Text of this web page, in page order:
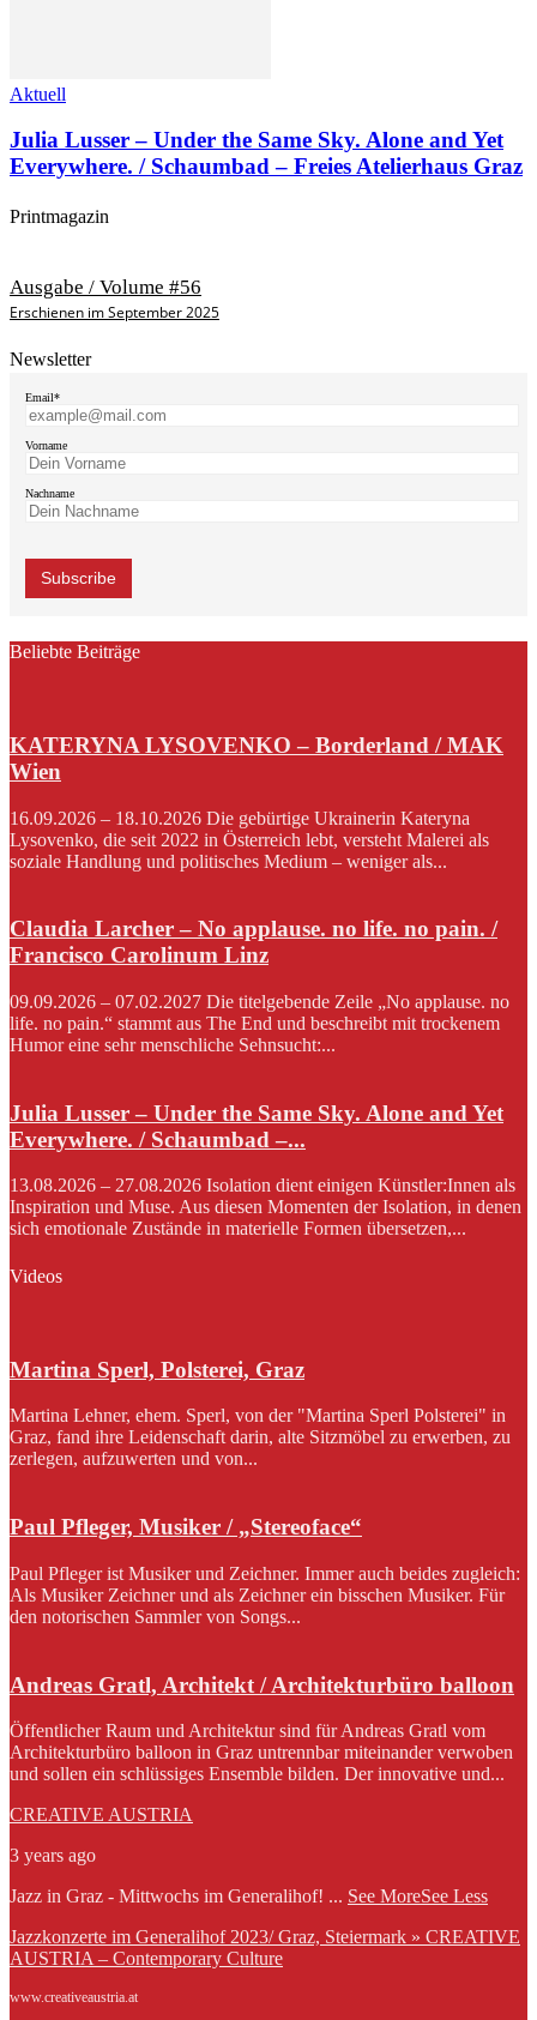
Aktuell
Julia Lusser – Under the Same Sky. Alone and Yet
Everywhere. / Schaumbad – Freies Atelierhaus Graz
Printmagazin
Ausgabe / Volume #56
Erschienen im September 2025
Newsletter
Email*
Vorname
Nachname
Beliebte Beiträge
KATERYNA LYSOVENKO – Borderland / MAK
Wien
16.09.2026 – 18.10.2026 Die gebürtige Ukrainerin Kateryna
Lysovenko, die seit 2022 in Österreich lebt, versteht Malerei als
soziale Handlung und politisches Medium – weniger als...
Claudia Larcher – No applause. no life. no pain. /
Francisco Carolinum Linz
09.09.2026 – 07.02.2027 Die titelgebende Zeile „No applause. no
life. no pain.“ stammt aus The End und beschreibt mit trockenem
Humor eine sehr menschliche Sehnsucht:...
Julia Lusser – Under the Same Sky. Alone and Yet
Everywhere. / Schaumbad –...
13.08.2026 – 27.08.2026 Isolation dient einigen Künstler:Innen als
Inspiration und Muse. Aus diesen Momenten der Isolation, in denen
sich emotionale Zustände in materielle Formen übersetzen,...
Videos
Martina Sperl, Polsterei, Graz
Martina Lehner, ehem. Sperl, von der "Martina Sperl Polsterei" in
Graz, fand ihre Leidenschaft darin, alte Sitzmöbel zu erwerben, zu
zerlegen, aufzuwerten und von...
Paul Pfleger, Musiker / „Stereoface“
Paul Pfleger ist Musiker und Zeichner. Immer auch beides zugleich:
Als Musiker Zeichner und als Zeichner ein bisschen Musiker. Für
den notorischen Sammler von Songs...
Andreas Gratl, Architekt / Architekturbüro balloon
Öffentlicher Raum und Architektur sind für Andreas Gratl vom
Architekturbüro balloon in Graz untrennbar miteinander verwoben
und sollen ein schlüssiges Ensemble bilden. Der innovative und...
CREATIVE AUSTRIA
3 years ago
Jazz in Graz - Mittwochs im Generalihof! ... See MoreSee Less
Jazzkonzerte im Generalihof 2023/ Graz, Steiermark » CREATIVE
AUSTRIA – Contemporary Culture
www.creativeaustria.at